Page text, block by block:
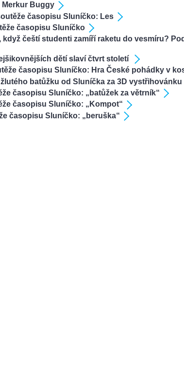
Merkur Buggy
časopisu Sluníčko: Les
časopisu Sluníčko
když čeští studenti zamíří raketu do vesmíru?
dětí slaví čtvrt století
časopisu Sluníčko: Hra České pohádky v
batůžku od Sluníčka za 3D vystřihovánku
časopisu Sluníčko: „batůžek za větrník“
časopisu Sluníčko: „Kompot“
časopisu Sluníčko: „beruška“